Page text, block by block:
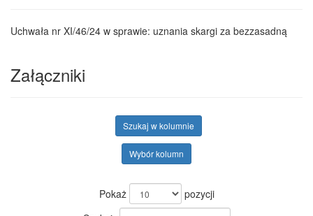
Uchwała nr XI/46/24 w sprawie: uznania skargi za bezzasadną
Załączniki
Szukaj w kolumnie
Wybór kolumn
Pokaż
pozycji